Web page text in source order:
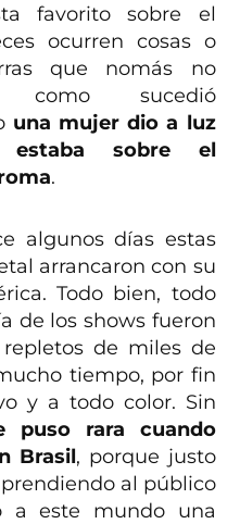
favorito sobre el
ocurren cosas o
que nomás no
como sucedió
una mujer dio a luz
estaba sobre el
.
algunos días estas
arrancaron con su
Todo bien, todo
de los shows fueron
de miles de
tiempo, por fin
y a todo color. Sin
puso rara cuando
Brasil, porque justo
al público
a este mundo una